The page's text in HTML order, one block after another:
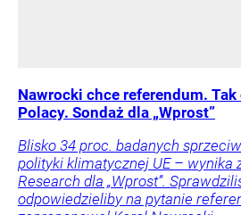
Nawrocki chce referendum.
Polacy. Sondaż dla „Wprost”
Blisko 34 proc. badanych
polityki klimatycznej UE – wynika
Research dla „Wprost”.
odpowiedzieliby na pytanie